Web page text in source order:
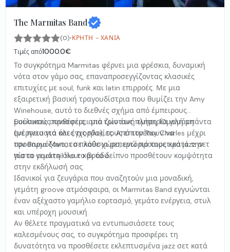
The Marmitas Band
(0)·ΚΡΉΤΗ - ΧΑΝΙΆ
Τιμές από1000.0€
Το συγκρότημα Marmitas φέρνει μια φρέσκια, δυναμική
νότα στον γάμο σας, επαναπροσεγγίζοντας κλασικές
επιτυχίες με soul, funk και latin επιρροές. Με μια
εξαιρετική βασική τραγουδίστρια που θυμίζει την Amy
Winehouse, αυτό το διεθνές σχήμα από έμπειρους
μουσικούς προσφέρει μια ζωντανή εμπειρία γεμάτη
ενέργεια για όλες τις ηλικίες. Από τον Ray Charles μέχρι
τον Bruno Mars, το πλούσιο ρεπερτόριό τους κρατά την
πίστα γεμάτη όλο το βράδυ.
Ευέλικτες συνθέσεις, από τρίο έως πλήρη 10μελή μπάντα
(με πνευστά και έγχορδα), τους επιτρέπουν να
προσαρμόζονται σε κάθε χώρο, ενώ προαιρετικά jazz σετ
για το cocktail hour και το δείπνο προσθέτουν κομψότητα
στην εκδήλωσή σας.
Ιδανικοί για ζευγάρια που αναζητούν μια μοναδική,
γεμάτη groove ατμόσφαιρα, οι Marmitas Band εγγυώνται
έναν αξέχαστο γαμήλιο εορτασμό, γεμάτο ενέργεια, στυλ
και υπέροχη μουσική.
Αν θέλετε πραγματικά να εντυπωσιάσετε τους
καλεσμένους σας, το συγκρότημα προσφέρει τη
δυνατότητα να προσθέσετε εκλεπτυσμένα jazz σετ κατά